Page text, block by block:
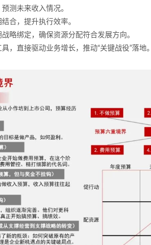
测未来收入情况。
合，提升执行效率。
略绑定，确保资源分配符合发展方向。
，直接驱动业务增长，推动“关键战役”落地。